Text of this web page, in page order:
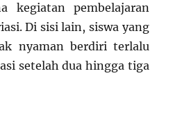
kegiatan pembelajaran
Di sisi lain, siswa yang
nyaman berdiri terlalu
setelah dua hingga tiga